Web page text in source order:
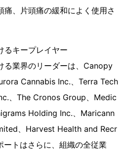
、片頭痛の緩和によく使用さ
るキープレイヤー
る業界のリーダーは、Canopy
Cannabis Inc.、Terra Tech
、The Cronos Group、Medic
Holding Inc.、Maricann
、Harvest Health and Recr
トはさらに、組織の全従業